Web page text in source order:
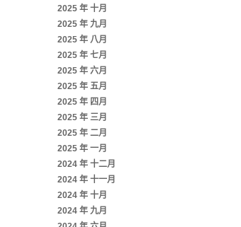
2025 年 十月
2025 年 九月
2025 年 八月
2025 年 七月
2025 年 六月
2025 年 五月
2025 年 四月
2025 年 三月
2025 年 二月
2025 年 一月
2024 年 十二月
2024 年 十一月
2024 年 十月
2024 年 九月